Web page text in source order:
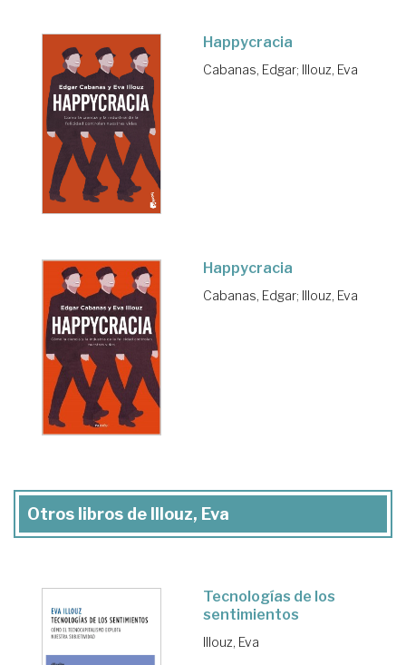
Happycracia
Cabanas, Edgar; Illouz, Eva
Happycracia
Cabanas, Edgar; Illouz, Eva
Otros libros de Illouz, Eva
Tecnologías de los
sentimientos
Illouz, Eva